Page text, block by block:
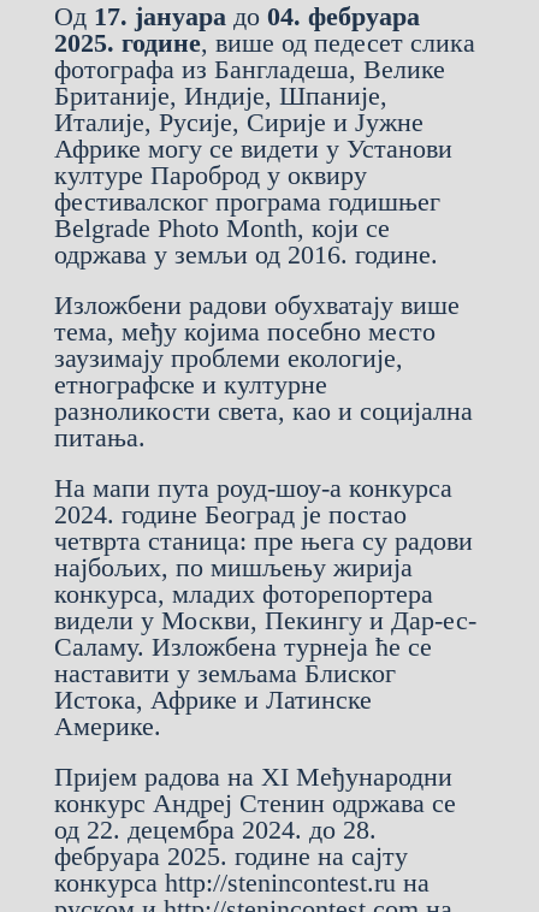
Од 17. јануарадо 04. фебруара
2025. године, више од педесет слика
фотографа из Бангладеша, Велике
Британије, Индије, Шпаније,
Италије, Русије, Сирије и Јужне
Африке могу се видети у Установи
културе Пароброд у оквиру
фестивалског програма годишњег
Belgrade Photo Month, који се
одржава у земљи од 2016. године.
Изложбени радови обухватају више
тема, међу којима посебно место
заузимају проблеми екологије,
етнографске и културне
разноликости света, као и социјална
питања.
На мапи пута роуд-шоу-а конкурса
2024. године Београд је постао
четврта станица: пре њега су радови
најбољих, по мишљењу жирија
конкурса, младих фоторепортера
видели у Москви, Пекингу и Дар-ес-
Саламу. Изложбена турнеја ће се
наставити у земљама Блиског
Истока, Африке и Латинске
Америке.
Пријем радова на XI Међународни
конкурс Андреј Стенин одржава се
од 22. децембра 2024. до 28.
фебруара 2025. године на сајту
конкурса http://stenincontest.ruна